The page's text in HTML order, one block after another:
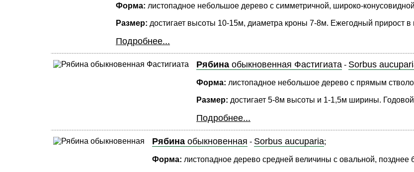
Форма: листопадное небольшое дерево с симметричной, широко-конусовидной
Размер: достигает высоты 10-15м, диаметра кроны 7-8м. Ежегодный прирост в
Подробнее...
Рябина обыкновенная Фастигиата - Sorbus
Форма: листопадное небольшое дерево с прямым
Размер: достигает 5-8м высоты и 1-1,5м ширины.
Подробнее...
Рябина обыкновенная - Sorbus aucuparia;
Форма: листопадное дерево средней величины с овальной, позднее